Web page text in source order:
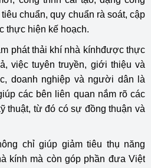
chuẩn, quy chuẩn rà soát, cập
thực hiện kế hoạch.
phát thải khí nhà kínhđược thực
việc tuyên truyền, giới thiệu và
doanh nghiệp và người dân là
các bên liên quan nắm rõ các
thuật, từ đó có sự đồng thuận và
chỉ giúp giảm tiêu thụ năng
kính mà còn góp phần đưa Việt